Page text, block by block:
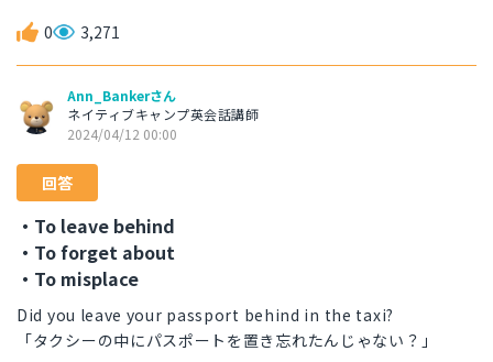
0 3,271
Ann_Bankerさん
ネイティブキャンプ英会話講師
2024/04/12 00:00
回答
・To leave behind
・To forget about
・To misplace
Did you leave your passport behind in the taxi?
「タクシーの中にパスポートを置き忘れたんじゃない？」